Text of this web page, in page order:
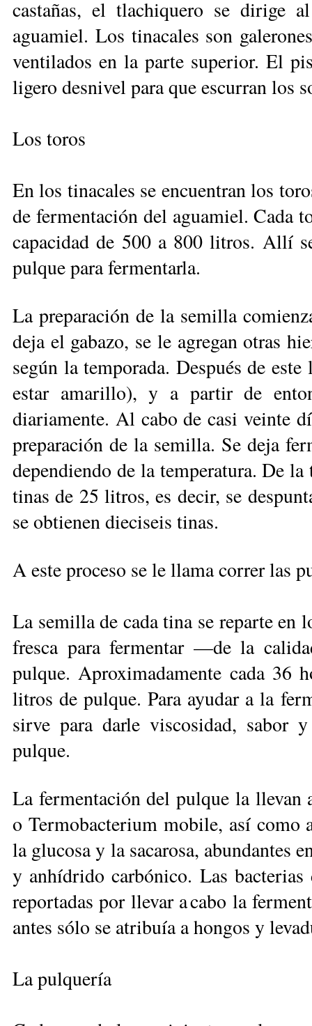
castañas, el tlachiquero se dirige
aguamiel. Los tinacales son
ventilados en la parte superior. El
ligero desnivel para que escurran los
Los toros
En los tinacales se encuentran los
de fermentación del aguamiel. Cada
capacidad de 500 a 800 litros. Allí
pulque para fermentarla.
La preparación de la semilla
deja el gabazo, se le agregan otras
según la temporada. Después de
estar amarillo), y a partir de
diariamente. Al cabo de casi veinte
preparación de la semilla. Se deja
dependiendo de la temperatura. De
tinas de 25 litros, es decir, se
se obtienen dieciseis tinas.
A este proceso se le llama correr las
La semilla de cada tina se reparte en
fresca para fermentar —de la
pulque. Aproximadamente cada 36
litros de pulque. Para ayudar a la
sirve para darle viscosidad, sabor
pulque.
La fermentación del pulque la llevan
o Termobacterium mobile, así como
la glucosa y la sacarosa, abundantes
y anhídrido carbónico. Las
reportadas por llevar a cabo la
antes sólo se atribuía a hongos y
La pulquería